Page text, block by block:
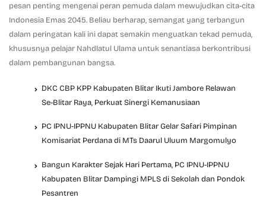
pesan penting mengenai peran pemuda dalam mewujudkan cita-cita
Indonesia Emas 2045. Beliau berharap, semangat yang terbangun
dalam peringatan kali ini dapat semakin menguatkan tekad pemuda,
khususnya pelajar Nahdlatul Ulama untuk senantiasa berkontribusi
dalam pembangunan bangsa.
DKC CBP KPP Kabupaten Blitar Ikuti Jambore Relawan
Se-Blitar Raya, Perkuat Sinergi Kemanusiaan
PC IPNU-IPPNU Kabupaten Blitar Gelar Safari Pimpinan
Komisariat Perdana di MTs Daarul Uluum Margomulyo
Bangun Karakter Sejak Hari Pertama, PC IPNU-IPPNU
Kabupaten Blitar Dampingi MPLS di Sekolah dan Pondok
Pesantren